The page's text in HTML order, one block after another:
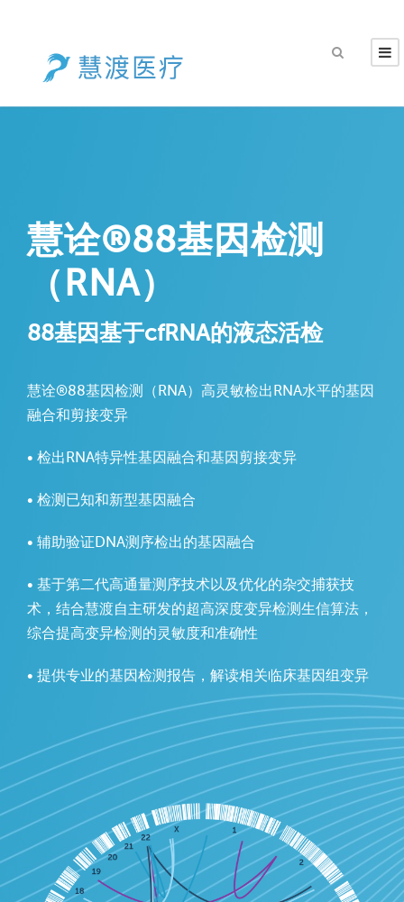
慧诠®88基因检测
（RNA）
88基因基于cfRNA的液态活检
慧诠®88基因检测（RNA）高灵敏检出RNA水平的基因
融合和剪接变异
• 检出RNA特异性基因融合和基因剪接变异
• 检测已知和新型基因融合
• 辅助验证DNA测序检出的基因融合
• 基于第二代高通量测序技术以及优化的杂交捕获技
术，结合慧渡自主研发的超高深度变异检测生信算法，
综合提高变异检测的灵敏度和准确性
• 提供专业的基因检测报告，解读相关临床基因组变异